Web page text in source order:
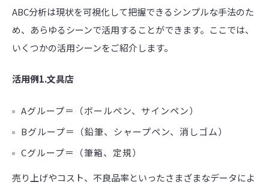
ABC分析は現状を可視化して把握できるシンプルな手法のた
め、あらゆるシーンで活用することができます。ここでは、
いくつかの活用シーンをご紹介します。
活用例1.文具店
Aグループ＝（ボールペン、サインペン）
Bグループ＝（鉛筆、シャープペン、消しゴム）
Cグループ＝（筆箱、定規）
売り上げやコスト、不良品率といったさまざまなデータによ